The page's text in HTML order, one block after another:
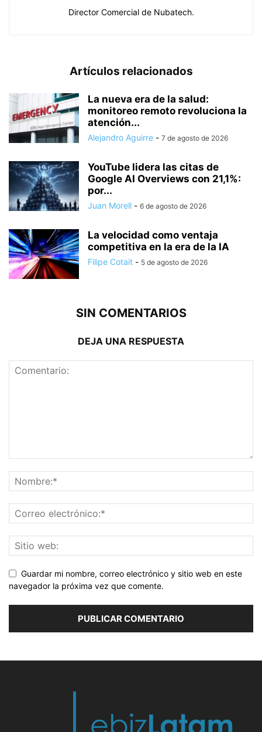
Director Comercial de Nubatech.
Artículos relacionados
La nueva era de la salud:
monitoreo remoto revoluciona la
atención...
Alejandro Aguirre - 7 de agosto de 2026
YouTube lidera las citas de
Google AI Overviews con 21,1%:
por...
Juan Morell - 6 de agosto de 2026
La velocidad como ventaja
competitiva en la era de la IA
Filipe Cotait - 5 de agosto de 2026
SIN COMENTARIOS
DEJA UNA RESPUESTA
Guardar mi nombre, correo electrónico y sitio web en este
navegador la próxima vez que comente.